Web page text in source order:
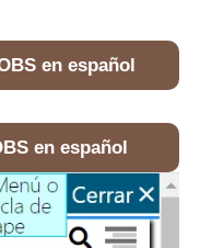
en español
en español